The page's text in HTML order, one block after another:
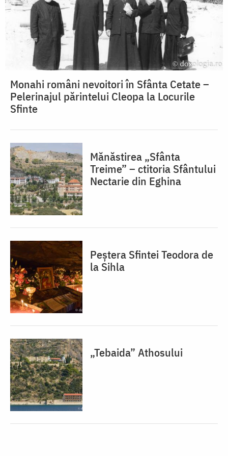
Monahi români nevoitori în Sfânta Cetate –
Pelerinajul părintelui Cleopa la Locurile
Sfinte
Mănăstirea „Sfânta
Treime” – ctitoria Sfântului
Nectarie din Eghina
Peștera Sfintei Teodora de
la Sihla
„Tebaida” Athosului